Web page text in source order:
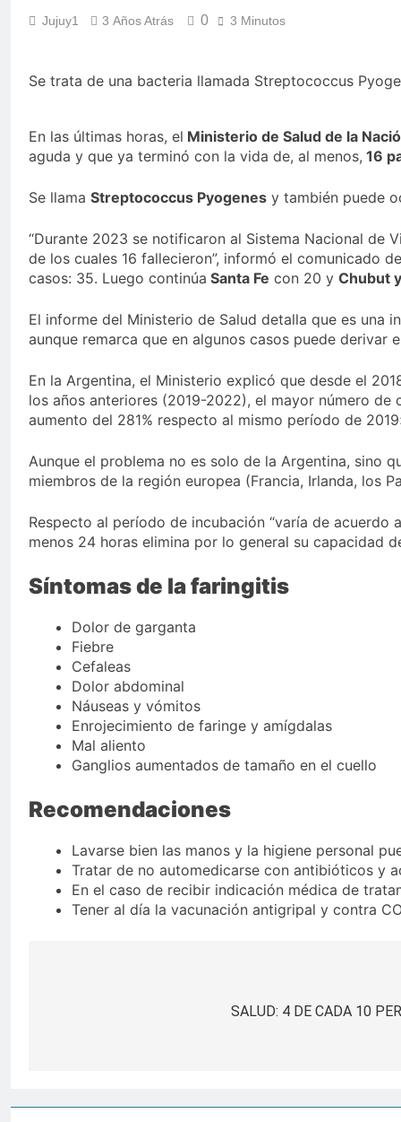
Jujuy1 3 Años Atrás 0 3 Minutos
Se trata de una bacteria llamada Streptococcus
En las últimas horas, el Ministerio de Salud de la
aguda y que ya terminó con la vida de, al menos, 16
Se llama Streptococcus Pyogenes y también puede
“Durante 2023 se notificaron al Sistema Nacional de
de los cuales 16 fallecieron”, informó el comunicado
casos: 35. Luego continúa Santa Fe con 20 y Chubut
El informe del Ministerio de Salud detalla que es
aunque remarca que en algunos casos puede derivar
En la Argentina, el Ministerio explicó que desde el
los años anteriores (2019-2022), el mayor número
aumento del 281% respecto al mismo período de
Aunque el problema no es solo de la Argentina, sino
miembros de la región europea (Francia, Irlanda, los
Respecto al período de incubación “varía de acuerdo
menos 24 horas elimina por lo general su capacidad
Síntomas de la faringitis
Dolor de garganta
Fiebre
Cefaleas
Dolor abdominal
Náuseas y vómitos
Enrojecimiento de faringe y amígdalas
Mal aliento
Ganglios aumentados de tamaño en el cuello
Recomendaciones
Lavarse bien las manos y la higiene personal
Tratar de no automedicarse con antibióticos y
En el caso de recibir indicación médica de
Tener al día la vacunación antigripal y contra
SALUD: 4 DE CADA 10